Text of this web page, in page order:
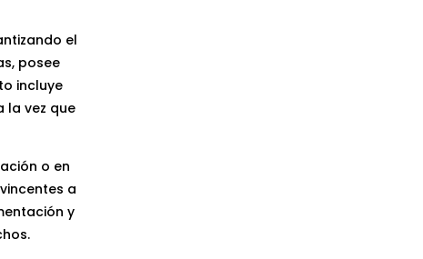
el
posee
incluye
la vez que
o en
a
y